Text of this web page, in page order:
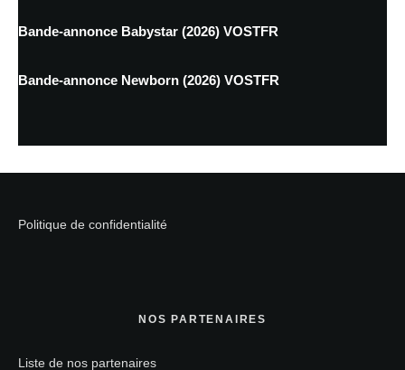
Bande-annonce Babystar (2026) VOSTFR
Bande-annonce Newborn (2026) VOSTFR
Politique de confidentialité
NOS PARTENAIRES
Liste de nos partenaires